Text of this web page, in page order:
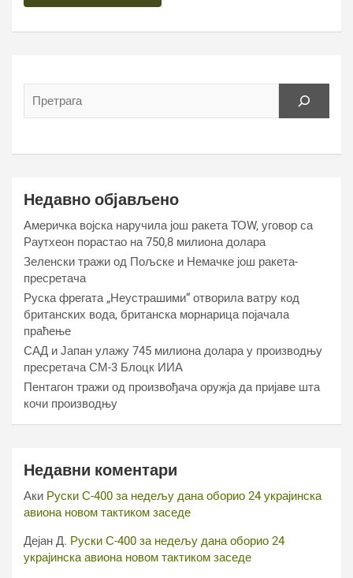
Недавно објављено
Америчка војска наручила још ракета ТОW, уговор са
Раyтхеон порастао на 750,8 милиона долара
Зеленски тражи од Пољске и Немачке још ракета-
пресретача
Руска фрегата „Неустрашими“ отворила ватру код
британских вода, британска морнарица појачала
праћење
САД и Јапан улажу 745 милиона долара у производњу
пресретача СМ-3 Блоцк ИИА
Пентагон тражи од произвођача оружја да пријаве шта
кочи производњу
Недавни коментари
Аки Руски С-400 за недељу дана оборио 24 украјинска
авиона новом тактиком заседе
Дејан Д. Руски С-400 за недељу дана оборио 24
украјинска авиона новом тактиком заседе